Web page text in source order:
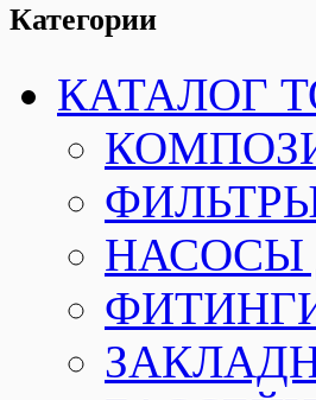
Категории
КАТАЛОГ
НАСОСЫ